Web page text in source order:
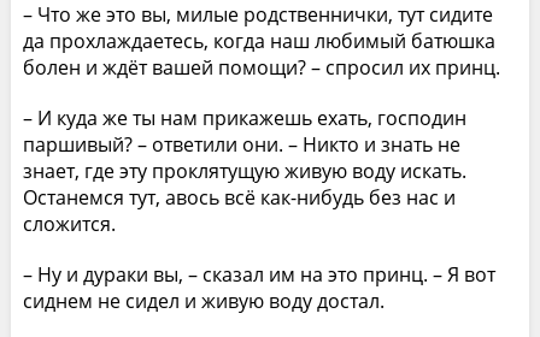
– Что же это вы, милые родственнички, тут сидите
да прохлаждаетесь, когда наш любимый батюшка
болен и ждёт вашей помощи? – спросил их принц.
– И куда же ты нам прикажешь ехать, господин
паршивый? – ответили они. – Никто и знать не
знает, где эту проклятущую живую воду искать.
Останемся тут, авось всё как-нибудь без нас и
сложится.
– Ну и дураки вы, – сказал им на это принц. – Я вот
сиднем не сидел и живую воду достал.